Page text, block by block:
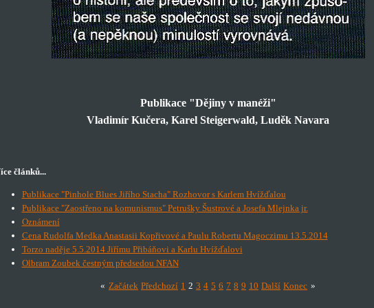
Publikace "Dějiny v manéži"
Vladimír Kučera, Karel Steigerwald, Luděk Navara
článků...
Publikace "Pinhole Blues Jiřího Stacha" Rozhovor s Karlem Hvížďalou
Publikace "Zaostřeno na komunismus" Petrušky Šustrové a Josefa Mlejnka jr.
Oznámení
Cena Rudolfa Medka Anastasii Kopřivové a Paulu Robertu Magoczimu 13.5.2014
Torzo naděje 5.5.2014 Jiřímu Přibáňovi a Karlu Hvížďalovi
Olbram Zoubek čestným předsedou NFAN
« Začátek Předchozí 1 2 3 4 5 6 7 8 9 10 Další Konec »